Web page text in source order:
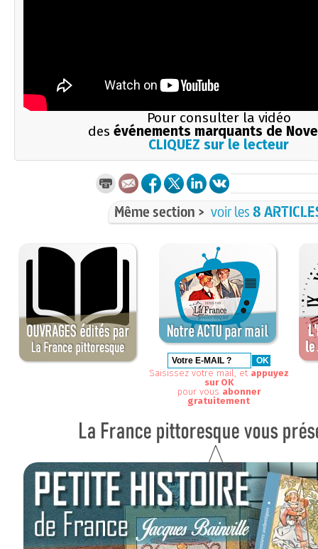
Pour consulter la vidéo
des événements marquants de
CLIQUEZ sur le lecteur
Même section > voir les8
Saisissez votre mail, et appuyez
sur OK
pour vous abonner
gratuitement